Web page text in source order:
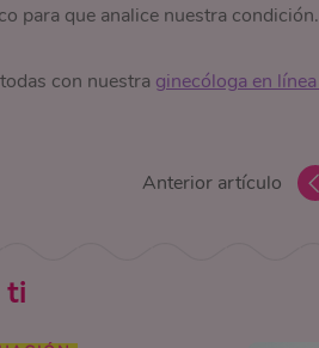
para que analice nuestra condición.
con nuestra ginecóloga en línea
Anterior artículo
ti